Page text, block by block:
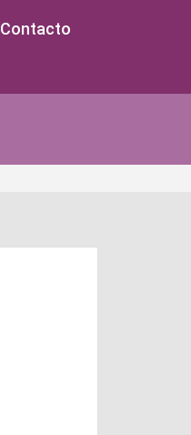
Contacto